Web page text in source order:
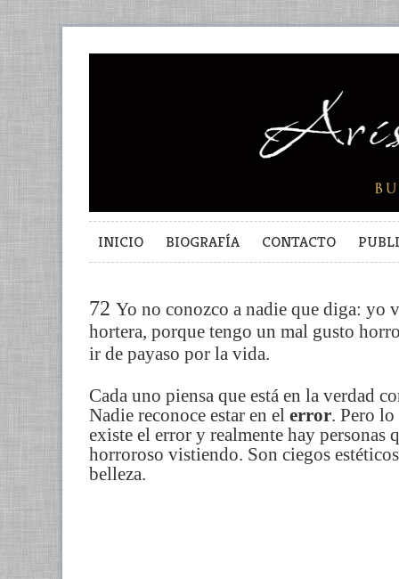
INICIO BIOGRAFÍA CONTACTO
72 Yo no conozco a nadie que diga: yo
hortera, porque tengo un mal gusto
ir de payaso por la vida.
Cada uno piensa que está en la verdad
Nadie reconoce estar en el error. Pero lo
existe el error y realmente hay personas
horroroso vistiendo. Son ciegos
belleza.